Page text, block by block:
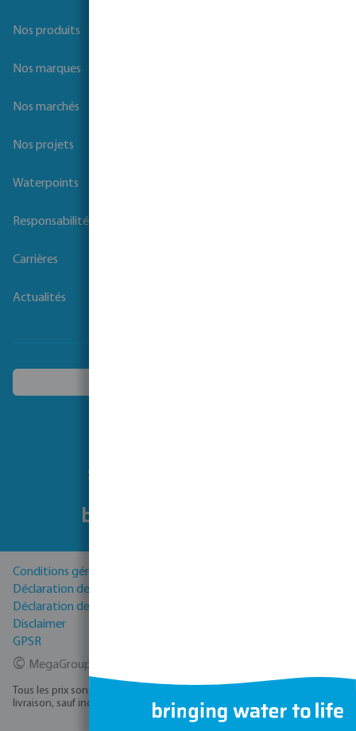
Nos produits
Nos marques
Nos marchés
Nos projets
Waterpoints
Responsabilité sociale des entreprises
Carrières
Actualités
Suivez-nous
Conditions générales
Déclaration de Confidentialité
Déclaration de cookies
Disclaimer
GPSR
© MegaGroup Trade 2026
Tous les prix sont hors TVA plus
livraison, sauf indication contraire.